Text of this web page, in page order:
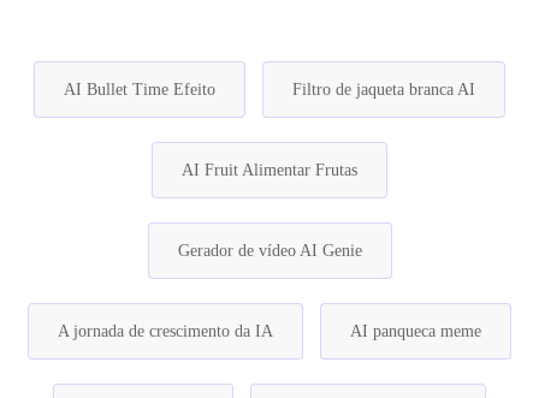
AI Bullet Time Efeito Filtro de jaqueta branca AI
AI Fruit Alimentar Frutas
Gerador de vídeo AI Genie
A jornada de crescimento da IA AI panqueca meme